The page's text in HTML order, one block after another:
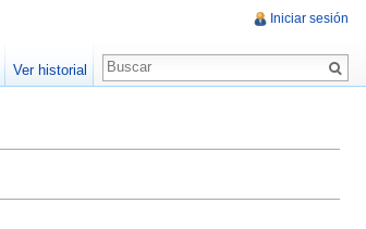
Iniciar sesión
Ver historial